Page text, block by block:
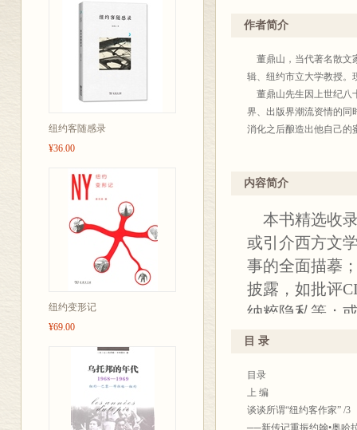
纽约客随感录
¥36.00
纽约变形记
¥69.00
都在我写作范围之内（所
由。一个作者可到哪里
先生所编的副刊《自由谈
还是如此一股孩子心情。
当五月（好巧的笔名）
形容。但是整洁的她从不
集。如是的话，我将此书
2012 年5
作者简介
董鼎山，当代著名散文
辑、纽约市立大学教授。
董鼎山先生因上世纪八
界、出版界潮流资情的同
消化之后酿造出他自己的
内容简介
本书精选收
或引介西方文
事的全面描摹
披露，如批评
纳粹隐私等；
金、英若诚的
临其境地采写
而精彩，兼顾
目 录
目录
上 编
谈谈所谓“纽约客作家” /3
──新传记重振约翰•奥哈